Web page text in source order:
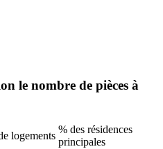
le nombre de pièces à
logements
% des résidences
principales